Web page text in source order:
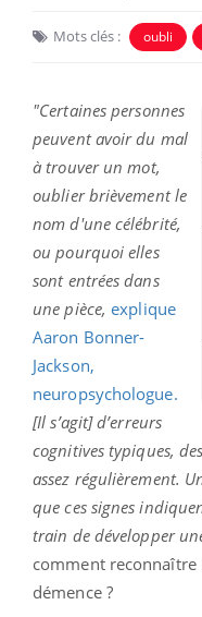
Mots clés : oubli
"Certaines personnes
peuvent avoir du mal
à trouver un mot,
oublier brièvement le
nom d'une célébrité,
ou pourquoi elles
sont entrées dans
une pièce, explique
Aaron Bonner-
Jackson,
neuropsychologue.
[Il s’agit] d’erreurs
cognitives typiques,
assez régulièrement.
que ces signes
train de développer
comment
démence ?